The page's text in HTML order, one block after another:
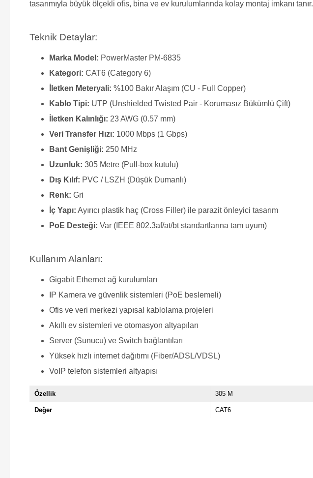
tasarımıyla büyük ölçekli ofis, bina ve ev kurulumlarında kolay montaj imkanı tanır.
Teknik Detaylar:
Marka Model: PowerMaster PM-6835
Kategori: CAT6 (Category 6)
İletken Meteryali: %100 Bakır Alaşım (CU - Full Copper)
Kablo Tipi: UTP (Unshielded Twisted Pair - Korumasız Bükümlü Çift)
İletken Kalınlığı: 23 AWG (0.57 mm)
Veri Transfer Hızı: 1000 Mbps (1 Gbps)
Bant Genişliği: 250 MHz
Uzunluk: 305 Metre (Pull-box kutulu)
Dış Kılıf: PVC / LSZH (Düşük Dumanlı)
Renk: Gri
İç Yapı: Ayırıcı plastik haç (Cross Filler) ile parazit önleyici tasarım
PoE Desteği: Var (IEEE 802.3af/at/bt standartlarına tam uyum)
Kullanım Alanları:
Gigabit Ethernet ağ kurulumları
IP Kamera ve güvenlik sistemleri (PoE beslemeli)
Ofis ve veri merkezi yapısal kablolama projeleri
Akıllı ev sistemleri ve otomasyon altyapıları
Server (Sunucu) ve Switch bağlantıları
Yüksek hızlı internet dağıtımı (Fiber/ADSL/VDSL)
VoIP telefon sistemleri altyapısı
Özellik 305 M
Değer CAT6